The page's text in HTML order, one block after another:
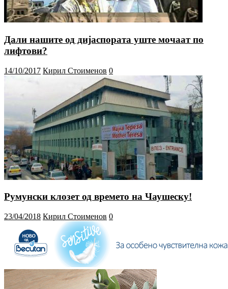
Дали нашите од дијаспората уште мочаат по
лифтови?
14/10/2017 Кирил Стоименов 0
Румунски клозет од времето на Чаушеску!
23/04/2018 Кирил Стоименов 0